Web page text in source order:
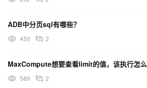
ADB中分页sql有哪些？
450 2
MaxCompute想要查看limit的值，该执行怎么
589 2